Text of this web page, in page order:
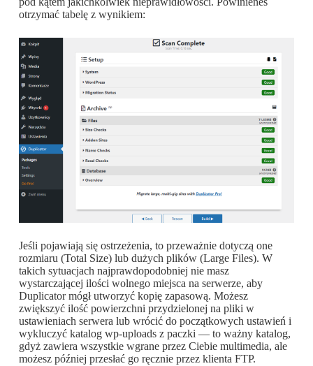
otrzymać tabelę z wynikiem:
Jeśli pojawiają się ostrzeżenia, to przeważnie dotyczą one
rozmiaru (Total Size) lub dużych plików (Large Files). W
takich sytuacjach najprawdopodobniej nie masz
wystarczającej ilości wolnego miejsca na serwerze, aby
Duplicator mógł utworzyć kopię zapasową. Możesz
zwiększyć ilość powierzchni przydzielonej na pliki w
ustawieniach serwera lub wrócić do początkowych ustawień i
wykluczyć katalog wp-uploads z paczki — to ważny katalog,
gdyż zawiera wszystkie wgrane przez Ciebie multimedia, ale
możesz później przesłać go ręcznie przez klienta FTP.